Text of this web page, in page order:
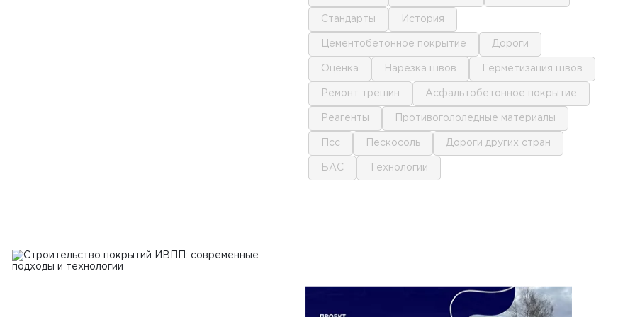
стандарты история
цементобетонное покрытие дороги
оценка нарезка швов герметизация швов
ремонт трещин асфальтобетонное покрытие
реагенты противогололедные материалы
псс пескосоль дороги других стран
БАС технологии